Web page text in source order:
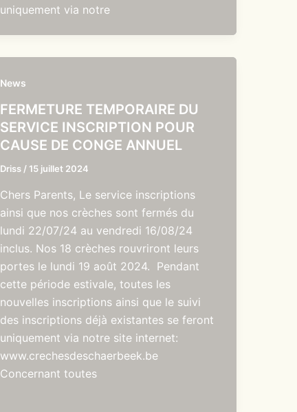
uniquement via notre
News
FERMETURE TEMPORAIRE DU
SERVICE INSCRIPTION POUR
CAUSE DE CONGE ANNUEL
Driss / 15 juillet 2024
Chers Parents, Le service inscriptions
ainsi que nos crèches sont fermés du
lundi 22/07/24 au vendredi 16/08/24
inclus. Nos 18 crèches rouvriront leurs
portes le lundi 19 août 2024. Pendant
cette période estivale, toutes les
nouvelles inscriptions ainsi que le suivi
des inscriptions déjà existantes se feront
uniquement via notre site internet:
www.crechesdeschaerbeek.be
Concernant toutes